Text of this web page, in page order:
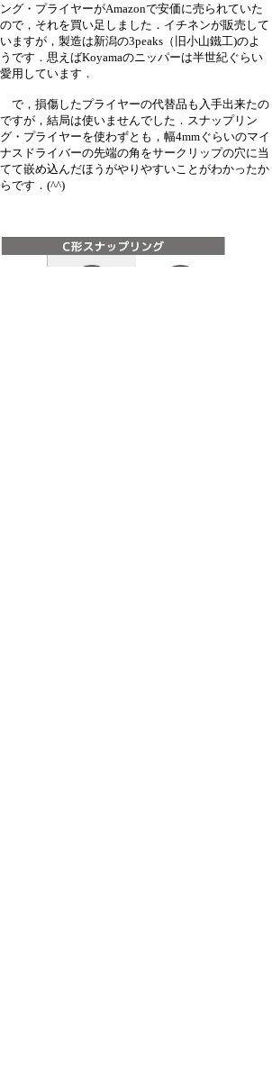
ング・プライヤーがAmazonで安価に売られていた
ので，それを買い足しました．イチネンが販売して
いますが，製造は新潟の3peaks（旧小山鐵工)のよ
うです．思えばKoyamaのニッパーは半世紀ぐらい
愛用しています．
で，損傷したプライヤーの代替品も入手出来たの
ですが，結局は使いませんでした．スナップリン
グ・プライヤーを使わずとも，幅4mmぐらいのマイ
ナスドライバーの先端の角をサークリップの穴に当
てて嵌め込んだほうがやりやすいことがわかったか
らです．(^^)